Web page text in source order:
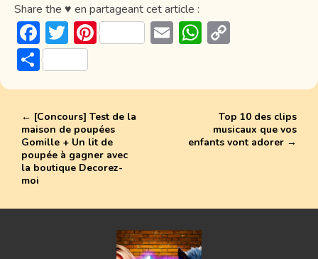
Share the ♥ en partageant cet article :
F
ac
e
o
ok
T
w
itt
Pi
st
E W
A
p
Li
n
P
ar
ta
g
er
← [Concours] Test de la
maison de poupées
Gomille + Un lit de
poupée à gagner avec
la boutique Decorez-
moi
Top 10 des clips
musicaux que vos
enfants vont adorer →